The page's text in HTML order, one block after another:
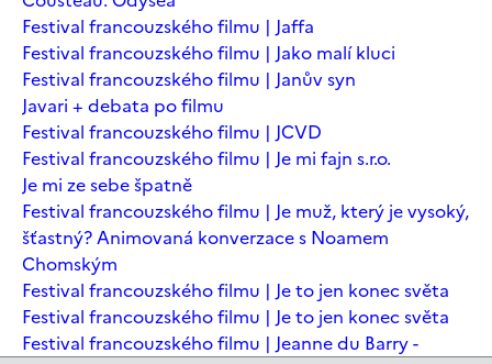
Festival francouzského filmu | Jaffa
Festival francouzského filmu | Jako malí kluci
Festival francouzského filmu | Janův syn
Javari + debata po filmu
Festival francouzského filmu | JCVD
Festival francouzského filmu | Je mi fajn s.r.o.
Je mi ze sebe špatně
Festival francouzského filmu | Je muž, který je vysoký,
šťastný? Animovaná konverzace s Noamem
Chomským
Festival francouzského filmu | Je to jen konec světa
Festival francouzského filmu | Je to jen konec světa
Festival francouzského filmu | Jeanne du Barry -